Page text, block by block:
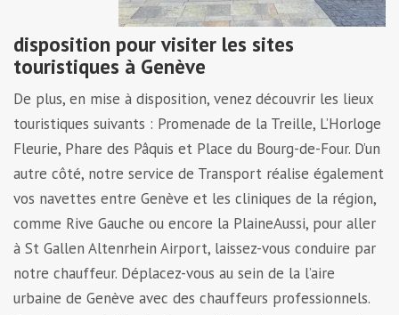
disposition pour visiter les sites
touristiques à Genève
De plus, en mise à disposition, venez découvrir les lieux
touristiques suivants : Promenade de la Treille, L’Horloge
Fleurie, Phare des Pâquis et Place du Bourg-de-Four. D’un
autre côté, notre service de Transport réalise également
vos navettes entre Genève et les cliniques de la région,
comme Rive Gauche ou encore la PlaineAussi, pour aller
à St Gallen Altenrhein Airport, laissez-vous conduire par
notre chauffeur. Déplacez-vous au sein de la l’aire
urbaine de Genève avec des chauffeurs professionnels.